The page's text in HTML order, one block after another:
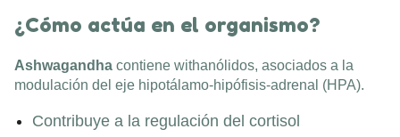
¿Cómo actúa en el organismo?
Ashwagandha contiene withanólidos, asociados a la
modulación del eje hipotálamo-hipófisis-adrenal (HPA).
Contribuye a la regulación del cortisol